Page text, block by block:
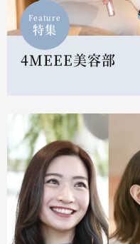
Feature
特集
4MEEE美容部